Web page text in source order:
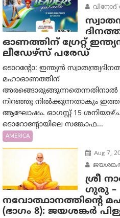
ഓണത്തിന് ഗ്രേറ്റ്
ലീഡേഴ്സ് പരേഡ്
ടൊറന്റോ: ഇന്ത്യൻ
മഹാഓണത്തിന്
അരങ്ങൊരുങ്ങുന്നതെന്നതിനാൽ
നിറഞ്ഞു നിൽക്കുന്നതാകും
ആഘോഷം. ഓഗസ്റ്റ് 15
ടൊറോന്റോയിലെ സങ്കോഫ...
AMERICA
Aug 7,
ശ്രീ
ഗുരു –
നവോത്ഥാനത്തിന്റെ
(ഭാഗം 8): ജയശങ്കര്‍